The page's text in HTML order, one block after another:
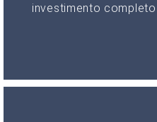
investimento